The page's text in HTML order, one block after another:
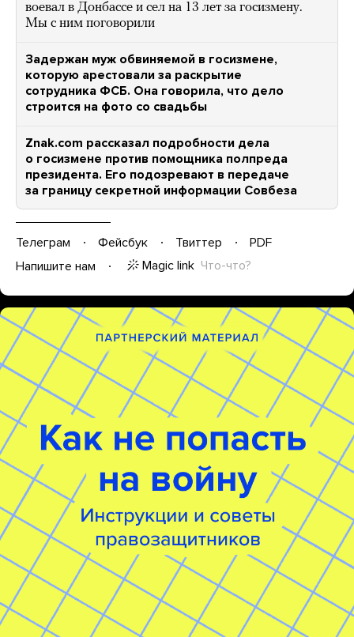
воевал в Донбассе и сел на 13 лет за госизмену.
Мы с ним поговорили
Задержан муж обвиняемой в госизмене,
которую арестовали за раскрытие
сотрудника ФСБ. Она говорила, что дело
строится на фото со свадьбы
Znak.com рассказал подробности дела
о госизмене против помощника полпреда
президента. Его подозревают в передаче
за границу секретной информации Совбеза
Телеграм Фейсбук Твиттер
PDF
Напишите нам
Magic link Что-что?